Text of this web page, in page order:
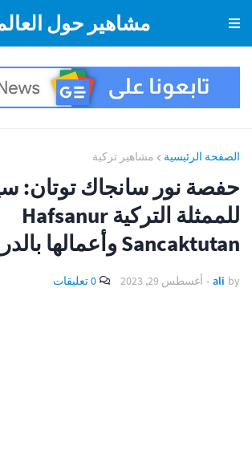
مشاهير حول
الصفحة الرئيسية مشاهير تركية
حفصة نور سانجاك توتان:
للممثلة التركية Hafsanur
Sancaktutan وأعمالها بالدراما التركية
by
ali
- أغسطس 29, 2023 0 تعليقات